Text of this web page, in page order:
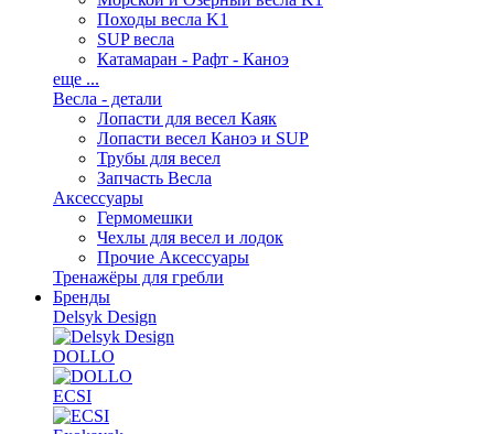
Походы весла K1
SUP весла
Катамаран - Рафт - Каноэ
еще ...
Весла - детали
Лопасти для весел Каяк
Лопасти весел Каноэ и SUP
Трубы для весел
Запчасть Весла
Аксессуары
Гермомешки
Чехлы для весел и лодок
Прочие Аксессуары
Тренажёры для гребли
Бренды
Delsyk Design
DOLLO
ECSI